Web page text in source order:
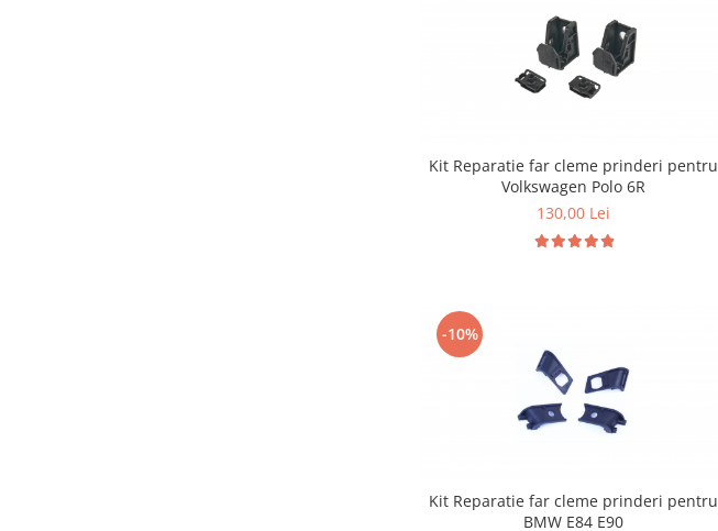
Kit Reparatie far cleme prinderi pentru
Volkswagen Polo 6R
130,00 Lei
-10%
Kit Reparatie far cleme prinderi pentru
BMW E84 E90